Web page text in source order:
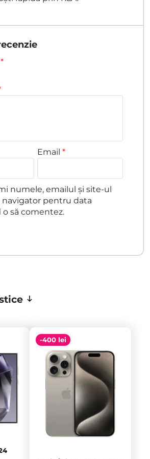
*
Email*
numele, emailul și site-ul
navigator pentru data
să comentez.
-400 lei